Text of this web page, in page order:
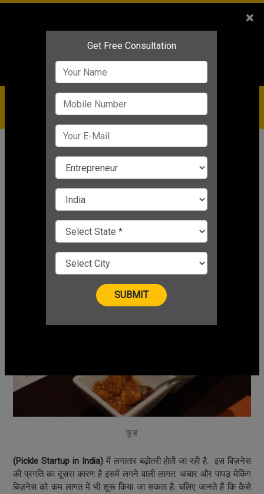
Service
IBC+91-9910344443
care@badabusiness.com
919810544443
व्यावसायिक प्रेरणा
Pickle-Papad Making Business:
पापड़ और अचार की बाजार में हर सीज़न में
रहती है डिमांड
व्यावसायिक प्रेरणा Apr 11, 2025 04:55 PM IST
CHANGE LANGUAGE
फूड
(Pickle Startup in India)में लगातार बढ़ोतरी होती जा रही है. इस बिज़नेस
की प्रगति का दूसरा कारण है इसमें लगने वाली लागत. अचार और पापड़ मेकिंग
बिज़नेस को कम लागत में भी शुरू किया जा सकता है. चलिए जानते हैं कि कैसे
×